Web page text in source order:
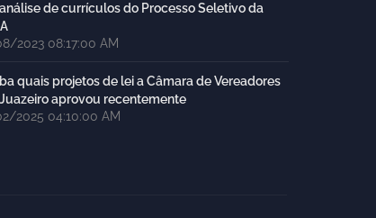
de currículos do Processo Seletivo da
2023 08:17:00 AM
quais projetos de lei a Câmara de Vereadores
aprovou recentemente
2025 04:10:00 AM